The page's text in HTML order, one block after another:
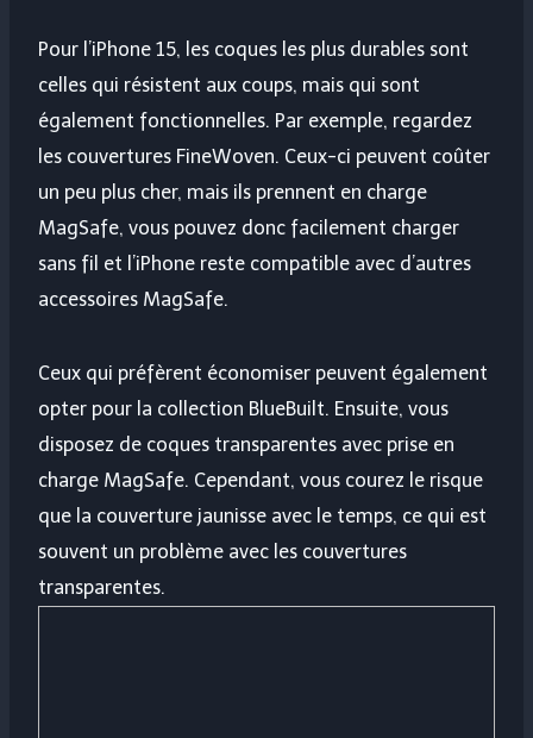
Pour l’iPhone 15, les coques les plus durables sont
celles qui résistent aux coups, mais qui sont
également fonctionnelles. Par exemple, regardez
les couvertures FineWoven. Ceux-ci peuvent coûter
un peu plus cher, mais ils prennent en charge
MagSafe, vous pouvez donc facilement charger
sans fil et l’iPhone reste compatible avec d’autres
accessoires MagSafe.
Ceux qui préfèrent économiser peuvent également
opter pour la collection BlueBuilt. Ensuite, vous
disposez de coques transparentes avec prise en
charge MagSafe. Cependant, vous courez le risque
que la couverture jaunisse avec le temps, ce qui est
souvent un problème avec les couvertures
transparentes.